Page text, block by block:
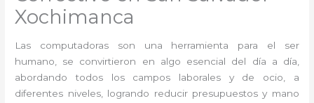
Xochimanca
Las computadoras son una herramienta para el ser
humano, se convirtieron en algo esencial del día a día,
abordando todos los campos laborales y de ocio, a
diferentes niveles, logrando reducir presupuestos y mano